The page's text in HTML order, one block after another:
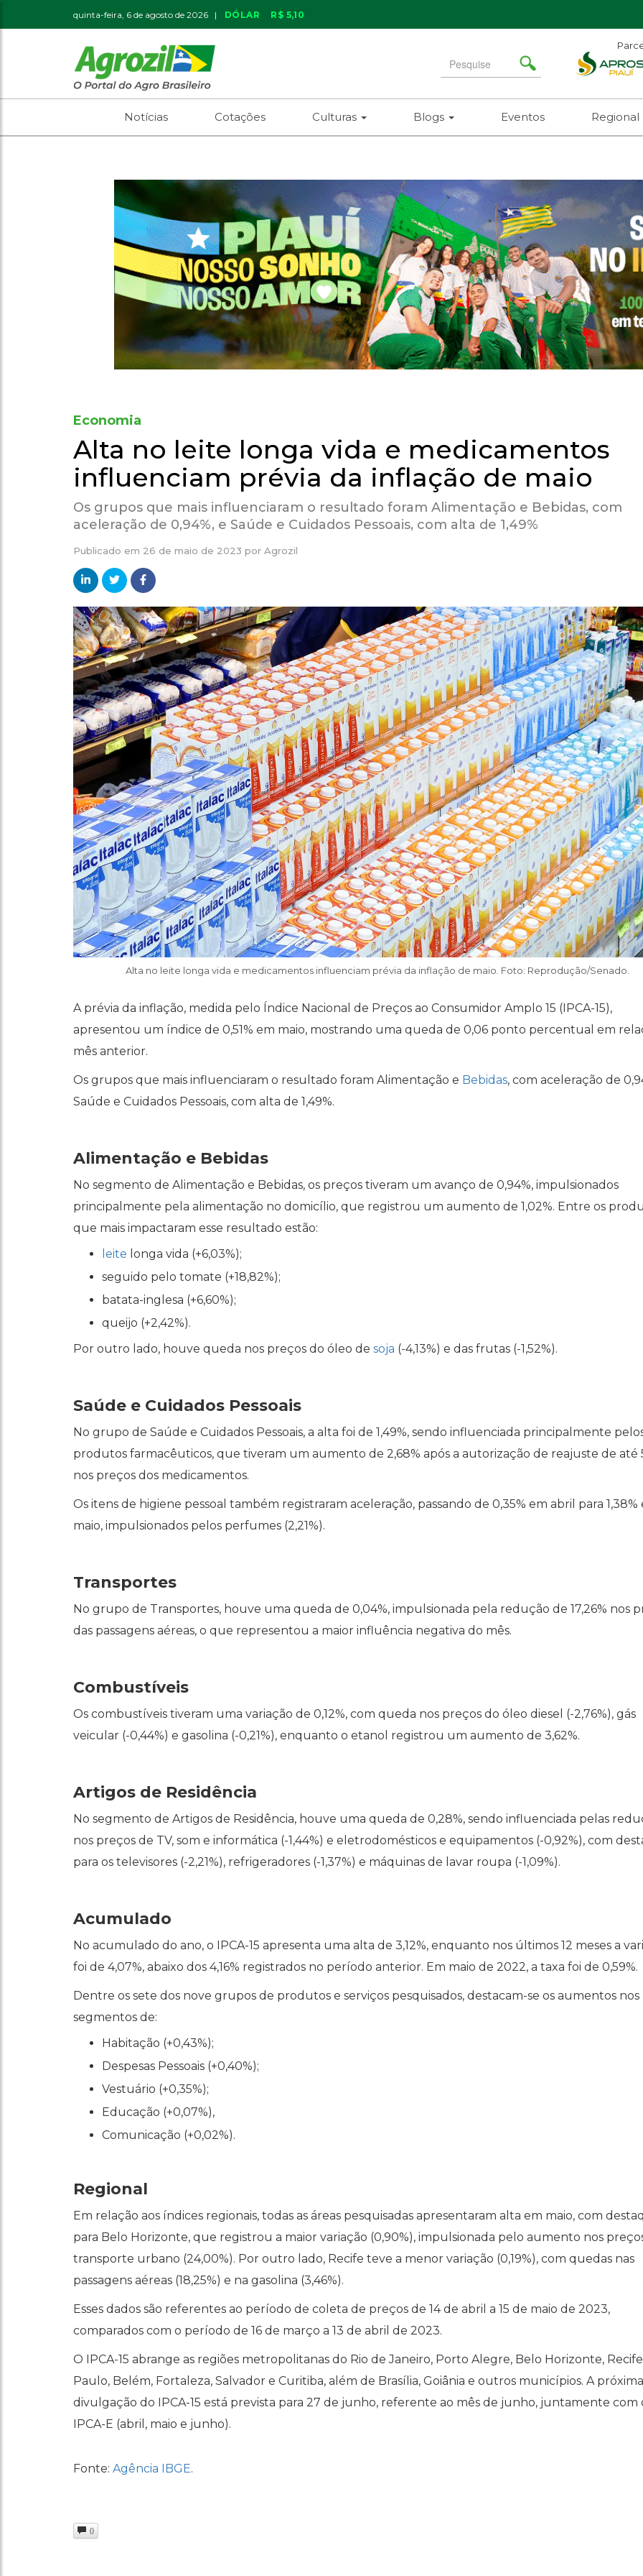
quinta-feira, 6 de agosto de 2026 | DÓLAR R$ 5,10
Search
for
Notícias Cotações Culturas Blogs Eventos Regional
Economia
Alta no leite longa vida e medicamentos
influenciam prévia da inflação de maio
Os grupos que mais influenciaram o resultado foram Alimentação e Bebidas, com
aceleração de 0,94%, e Saúde e Cuidados Pessoais, com alta de 1,49%
Publicado em 26 de maio de 2023 por Agrozil
Alta no leite longa vida e medicamentos influenciam prévia da inflação de maio. Foto: Reprodução/Senado.
A prévia da inflação, medida pelo Índice Nacional de Preços ao Consumidor Amplo 15 (IPCA-15),
apresentou um índice de 0,51% em maio, mostrando uma queda de 0,06 ponto percentual em
mês anterior.
Os grupos que mais influenciaram o resultado foram Alimentação e Bebidas, com aceleração de
Saúde e Cuidados Pessoais, com alta de 1,49%.
Alimentação e Bebidas
No segmento de Alimentação e Bebidas, os preços tiveram um avanço de 0,94%, impulsionados
principalmente pela alimentação no domicílio, que registrou um aumento de 1,02%. Entre os
que mais impactaram esse resultado estão:
leite longa vida (+6,03%);
seguido pelo tomate (+18,82%);
batata-inglesa (+6,60%);
queijo (+2,42%).
Por outro lado, houve queda nos preços do óleo de soja (-4,13%) e das frutas (-1,52%).
Saúde e Cuidados Pessoais
No grupo de Saúde e Cuidados Pessoais, a alta foi de 1,49%, sendo influenciada principalmente
produtos farmacêuticos, que tiveram um aumento de 2,68% após a autorização de reajuste de até
nos preços dos medicamentos.
Os itens de higiene pessoal também registraram aceleração, passando de 0,35% em abril para 1,38%
maio, impulsionados pelos perfumes (2,21%).
Transportes
No grupo de Transportes, houve uma queda de 0,04%, impulsionada pela redução de 17,26% nos
das passagens aéreas, o que representou a maior influência negativa do mês.
Combustíveis
Os combustíveis tiveram uma variação de 0,12%, com queda nos preços do óleo diesel (-2,76%), gás
veicular (-0,44%) e gasolina (-0,21%), enquanto o etanol registrou um aumento de 3,62%.
Artigos de Residência
No segmento de Artigos de Residência, houve uma queda de 0,28%, sendo influenciada pelas
nos preços de TV, som e informática (-1,44%) e eletrodomésticos e equipamentos (-0,92%), com
para os televisores (-2,21%), refrigeradores (-1,37%) e máquinas de lavar roupa (-1,09%).
Acumulado
No acumulado do ano, o IPCA-15 apresenta uma alta de 3,12%, enquanto nos últimos 12 meses a
foi de 4,07%, abaixo dos 4,16% registrados no período anterior. Em maio de 2022, a taxa foi de 0,59%.
Dentre os sete dos nove grupos de produtos e serviços pesquisados, destacam-se os aumentos nos
segmentos de:
Habitação (+0,43%);
Despesas Pessoais (+0,40%);
Vestuário (+0,35%);
Educação (+0,07%),
Comunicação (+0,02%).
Regional
Em relação aos índices regionais, todas as áreas pesquisadas apresentaram alta em maio, com
para Belo Horizonte, que registrou a maior variação (0,90%), impulsionada pelo aumento nos
transporte urbano (24,00%). Por outro lado, Recife teve a menor variação (0,19%), com quedas nas
passagens aéreas (18,25%) e na gasolina (3,46%).
Esses dados são referentes ao período de coleta de preços de 14 de abril a 15 de maio de 2023,
comparados com o período de 16 de março a 13 de abril de 2023.
O IPCA-15 abrange as regiões metropolitanas do Rio de Janeiro, Porto Alegre, Belo Horizonte,
Paulo, Belém, Fortaleza, Salvador e Curitiba, além de Brasília, Goiânia e outros municípios. A próxima
divulgação do IPCA-15 está prevista para 27 de junho, referente ao mês de junho, juntamente com
IPCA-E (abril, maio e junho).
Fonte: Agência IBGE.
0